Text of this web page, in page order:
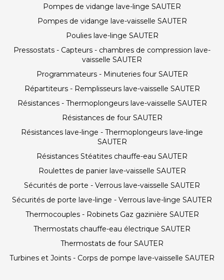
Pompes de vidange lave-linge SAUTER
Pompes de vidange lave-vaisselle SAUTER
Poulies lave-linge SAUTER
Pressostats - Capteurs - chambres de compression lave-
vaisselle SAUTER
Programmateurs - Minuteries four SAUTER
Répartiteurs - Remplisseurs lave-vaisselle SAUTER
Résistances - Thermoplongeurs lave-vaisselle SAUTER
Résistances de four SAUTER
Résistances lave-linge - Thermoplongeurs lave-linge
SAUTER
Résistances Stéatites chauffe-eau SAUTER
Roulettes de panier lave-vaisselle SAUTER
Sécurités de porte - Verrous lave-vaisselle SAUTER
Sécurités de porte lave-linge - Verrous lave-linge SAUTER
Thermocouples - Robinets Gaz gazinière SAUTER
Thermostats chauffe-eau électrique SAUTER
Thermostats de four SAUTER
Turbines et Joints - Corps de pompe lave-vaisselle SAUTER